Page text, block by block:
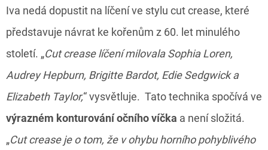
Iva nedá dopustit na líčení ve stylu cut crease, které
představuje návrat ke kořenům z 60. let minulého
století. „Cut crease líčení milovala Sophia Loren,
Audrey Hepburn, Brigitte Bardot, Edie Sedgwick a
Elizabeth Taylor,“ vysvětluje. Tato technika spočívá ve
výrazném konturování očního víčka a není složitá.
„Cut crease je o tom, že v ohybu horního pohyblivého